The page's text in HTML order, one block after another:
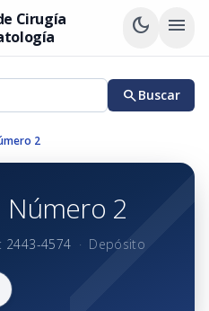
Cirugía
dark_mode menu
searchBuscar
2
Número 2
2443-4574 · Depósito